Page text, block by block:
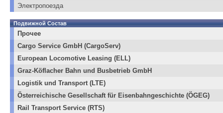
Электропоезда
Подвижной Состав
Прочее
Cargo Service GmbH (CargoServ)
European Locomotive Leasing (ELL)
Graz-Köflacher Bahn und Busbetrieb GmbH
Logistik und Transport (LTE)
Österreichische Gesellschaft für Eisenbahngeschichte (ÖGEG)
Rail Transport Service (RTS)